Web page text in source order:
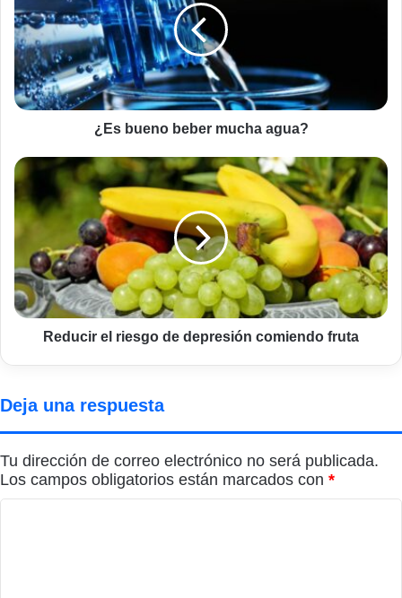
mucha
agua?
¿Es bueno beber mucha agua?
Reducir
el
riesgo
de
depresión
comiendo
fruta
Reducir el riesgo de depresión comiendo fruta
Deja una respuesta
Tu dirección de correo electrónico no será publicada.
Los campos obligatorios están marcados con *